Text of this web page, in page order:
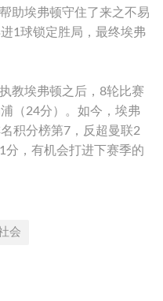
助埃弗顿守住了来之不易
1球锁定胜局，最终埃弗
教埃弗顿之后，8轮比赛
（24分）。如今，埃弗
积分榜第7，反超曼联2
分，有机会打进下赛季的
会